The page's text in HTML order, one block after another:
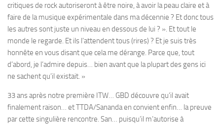
critiques de rock autoriseront à être noire, à avoir la peau claire et à
faire de la musique expérimentale dans ma décennie ? Et donc tous
les autres sont juste un niveau en dessous de lui ? ». Et tout le
monde le regarde. Et ils l’attendent tous (rires) ? Et je suis très
honnête en vous disant que cela me dérange. Parce que, tout
d’abord, je l’admire depuis… bien avant que la plupart des gens ici
ne sachent qu’il existait. »
33 ans après notre première ITW… GBD découvre qu’il avait
finalement raison… et TTDA/Sananda en convient enfin… la preuve
par cette singulière rencontre. San… puisqu’il m’autorise à